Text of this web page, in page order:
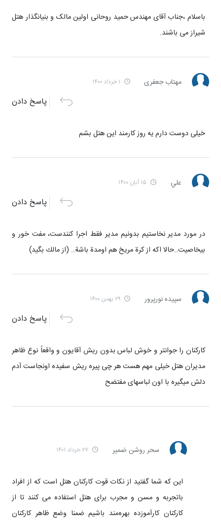
باسلام ،جناب آقای مهندس حمید روحانی اولین مالک و بنیانگذار هتل
شیراز می باشند.
مهتاب جعفری ۱ خرداد ۱۴۰۰
پاسخ دادن
خیلی دوست دارم یه روز کارمند این هتل بشم
علي ۱۵ آبان ۱۴۰۰
پاسخ دادن
در مورد مدير نخاستيم بدونيم مدير فقط اجرا كنندست، مفت خور و
بيخاصيت..حالا اكه از كرة مريخ هم اومدة باشة.. (از مالك بگيد)
سپيده نورپرور ۲۹ بهمن ۱۴۰۰
پاسخ دادن
كاركنان را جوانتر و خوش لباس بدون ريش آقايون و واقعاً نوع ظاهر
مديران هتل خيلى مهم هست هر چى پيره ريش سفيده اونجاست آدم
دلش ميگيره با اون لباسهاى مفتضح
سحر روشن ضمیر ۲۷ خرداد ۱۴۰۱
این که شما گفتید از نکات قوت کارکنان هتل است که از افراد
باتجربه و مسن و مجرب برای هتل استفاده می کنند تا از
کارکنان کارآموزده بهره‌مند باشیم ضمنا وضع ظاهر کارکنان